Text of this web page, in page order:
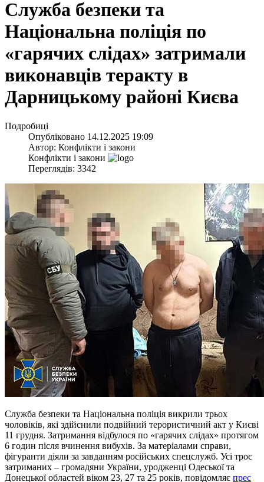
Служба безпеки та
Національна поліція по
«гарячих слідах» затримали
виконавців теракту в
Дарницькому районі Києва
Подробиці
Опубліковано 14.12.2025 19:09
Автор: Конфлікти і закони
Конфлікти і закони
Переглядів: 3342
Служба безпеки та Національна поліція викрили трьох
чоловіків, які здійснили подвійний терористичний акт у Києві
11 грудня. Затримання відбулося по «гарячих слідах» протягом
6 годин після вчинення вибухів. За матеріалами справи,
фігуранти діяли за завданням російських спецслужб. Усі троє
затриманих – громадяни України, уродженці Одеської та
Донецької областей віком 23, 27 та 25 років, повідомляє прес